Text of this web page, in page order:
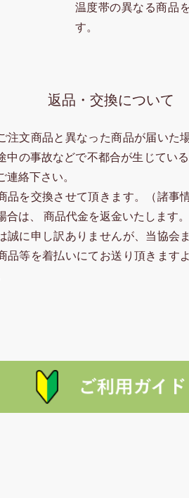
温度帯の異なる商品
す。
返品・交換について
注文商品と異なった商品が届いた
中の事故などで不都合が生じてい
連絡下さい。
品を交換させて頂きます。（諸事
合は、 商品代金を返金いたします。
誠に申し訳ありませんが、当協会
品等を着払いにてお送り頂きます